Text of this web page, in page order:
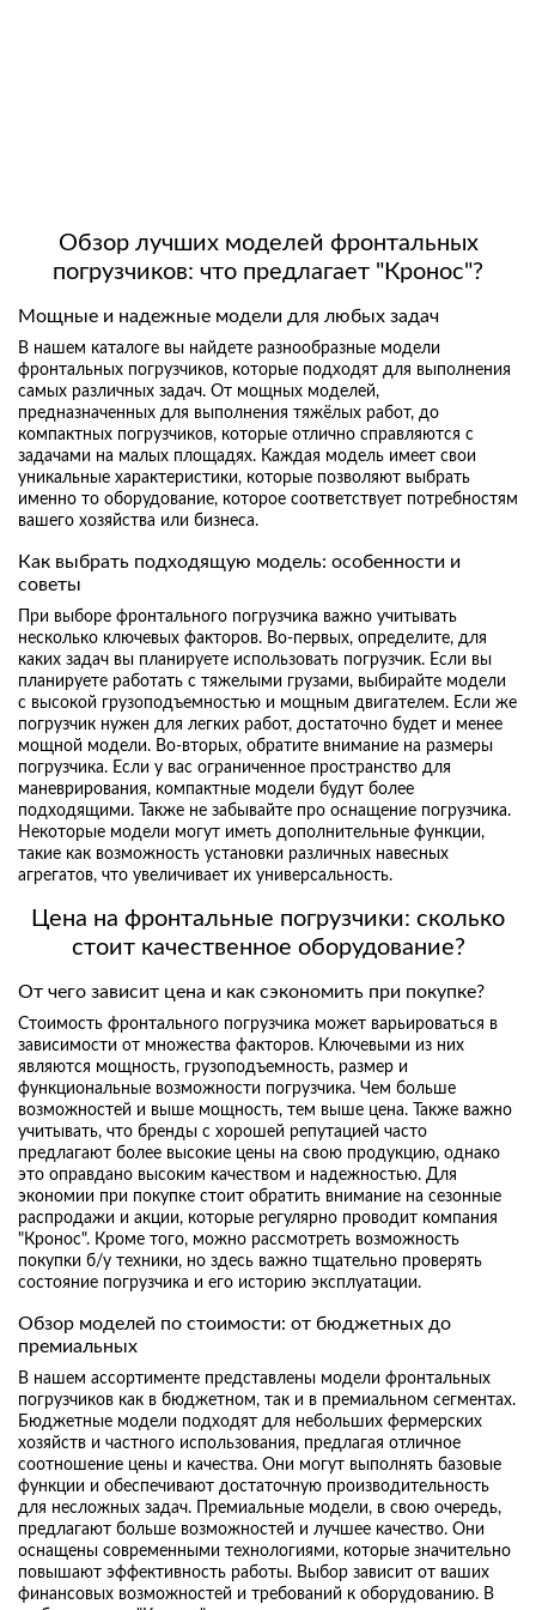
Обзор лучших моделей фронтальных
погрузчиков: что предлагает "Кронос"?
Мощные и надежные модели для любых задач
В нашем каталоге вы найдете разнообразные модели
фронтальных погрузчиков, которые подходят для выполнения
самых различных задач. От мощных моделей,
предназначенных для выполнения тяжёлых работ, до
компактных погрузчиков, которые отлично справляются с
задачами на малых площадях. Каждая модель имеет свои
уникальные характеристики, которые позволяют выбрать
именно то оборудование, которое соответствует потребностям
вашего хозяйства или бизнеса.
Как выбрать подходящую модель: особенности и
советы
При выборе фронтального погрузчика важно учитывать
несколько ключевых факторов. Во-первых, определите, для
каких задач вы планируете использовать погрузчик. Если вы
планируете работать с тяжелыми грузами, выбирайте модели
с высокой грузоподъемностью и мощным двигателем. Если же
погрузчик нужен для легких работ, достаточно будет и менее
мощной модели. Во-вторых, обратите внимание на размеры
погрузчика. Если у вас ограниченное пространство для
маневрирования, компактные модели будут более
подходящими. Также не забывайте про оснащение погрузчика.
Некоторые модели могут иметь дополнительные функции,
такие как возможность установки различных навесных
агрегатов, что увеличивает их универсальность.
Цена на фронтальные погрузчики: сколько
стоит качественное оборудование?
От чего зависит цена и как сэкономить при покупке?
Стоимость фронтального погрузчика может варьироваться в
зависимости от множества факторов. Ключевыми из них
являются мощность, грузоподъемность, размер и
функциональные возможности погрузчика. Чем больше
возможностей и выше мощность, тем выше цена. Также важно
учитывать, что бренды с хорошей репутацией часто
предлагают более высокие цены на свою продукцию, однако
это оправдано высоким качеством и надежностью. Для
экономии при покупке стоит обратить внимание на сезонные
распродажи и акции, которые регулярно проводит компания
"Кронос". Кроме того, можно рассмотреть возможность
покупки б/у техники, но здесь важно тщательно проверять
состояние погрузчика и его историю эксплуатации.
Обзор моделей по стоимости: от бюджетных до
премиальных
В нашем ассортименте представлены модели фронтальных
погрузчиков как в бюджетном, так и в премиальном сегментах.
Бюджетные модели подходят для небольших фермерских
хозяйств и частного использования, предлагая отличное
соотношение цены и качества. Они могут выполнять базовые
функции и обеспечивают достаточную производительность
для несложных задач. Премиальные модели, в свою очередь,
предлагают больше возможностей и лучшее качество. Они
оснащены современными технологиями, которые значительно
повышают эффективность работы. Выбор зависит от ваших
финансовых возможностей и требований к оборудованию. В